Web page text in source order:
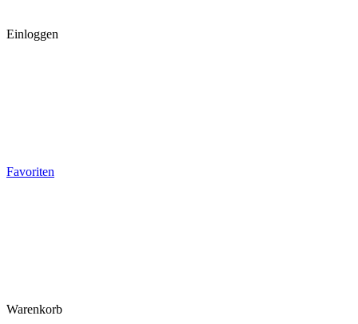
Einloggen
Favoriten
Warenkorb